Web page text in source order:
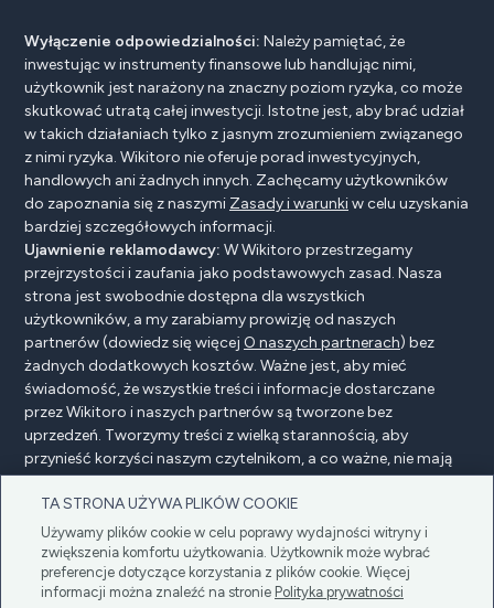
TA STRONA UŻYWA PLIKÓW COOKIE
Używamy plików cookie w celu poprawy wydajności witryny i
zwiększenia komfortu użytkowania. Użytkownik może wybrać
preferencje dotyczące korzystania z plików cookie. Więcej
informacji można znaleźć na stronie Polityka prywatności
Wyłączenie odpowiedzialności: Należy pamiętać, że
inwestując w instrumenty finansowe lub handlując nimi,
użytkownik jest narażony na znaczny poziom ryzyka, co może
skutkować utratą całej inwestycji. Istotne jest, aby brać udział
w takich działaniach tylko z jasnym zrozumieniem związanego
z nimi ryzyka. Wikitoro nie oferuje porad inwestycyjnych,
handlowych ani żadnych innych. Zachęcamy użytkowników
do zapoznania się z naszymi Zasady i warunkiw celu uzyskania
bardziej szczegółowych informacji.
Ujawnienie reklamodawcy: W Wikitoro przestrzegamy
przejrzystości i zaufania jako podstawowych zasad. Nasza
strona jest swobodnie dostępna dla wszystkich
użytkowników, a my zarabiamy prowizję od naszych
partnerów (dowiedz się więcej O naszych partnerach) bez
żadnych dodatkowych kosztów. Ważne jest, aby mieć
świadomość, że wszystkie treści i informacje dostarczane
przez Wikitoro i naszych partnerów są tworzone bez
uprzedzeń. Tworzymy treści z wielką starannością, aby
przynieść korzyści naszym czytelnikom, a co ważne, nie mają
na nie wpływu żadne umowy o wynagrodzenie z naszymi
partnerami.
Ujawnienie reklamodawcyPolityka prywatności